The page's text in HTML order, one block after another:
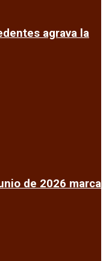
agrava la
de 2026 marca